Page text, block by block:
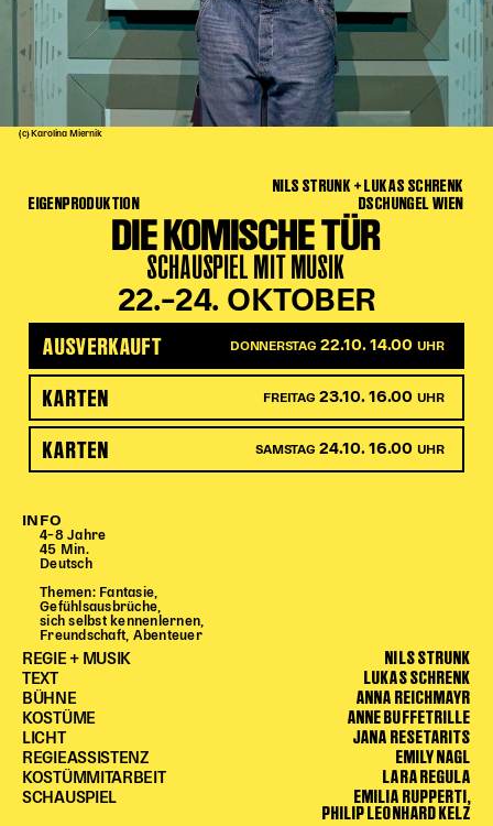
Abenteuernacht
Kinder-Redaktion
Junge Kunst
Next Generation
Dramaturgie + Stadt
Theaterwerkstätten
PÄDAGOGIK
Kunst + Wissen
Rund um den Vorstellungsbesuch
Probenklasse
Vorstellungen für pädagogische Institutionen
Angebote für Pädagog*innen
PädagogikClub
Sommerfest
Open House
Newsletter für pädagogische Institutionen
(c) Karolina Miernik
EIGENPRODUKTION
NILS STRUNK + LUKAS SCHRENK
DSCHUNGEL WIEN
DIE KOMISCHE TÜR
SCHAUSPIEL MIT MUSIK
22.–24. OKTOBER
AUSVERKAUFT DONNERSTAG 22.10. 14.00 UHR
KARTEN FREITAG 23.10. 16.00 UHR
KARTEN SAMSTAG 24.10. 16.00 UHR
INFO
4–8 Jahre
45 Min.
Deutsch
Themen: Fantasie,
Gefühlsausbrüche,
sich selbst kennenlernen,
Freundschaft, Abenteuer
REGIE + MUSIK NILS STRUNK
TEXT LUKAS SCHRENK
BÜHNE ANNA REICHMAYR
KOSTÜME ANNE BUFFETRILLE
LICHT JANA RESETARITS
REGIEASSISTENZ EMILY NAGL
KOSTÜMMITARBEIT LARA REGULA
SCHAUSPIEL EMILIA RUPPERTI,
PHILIP LEONHARD KELZ